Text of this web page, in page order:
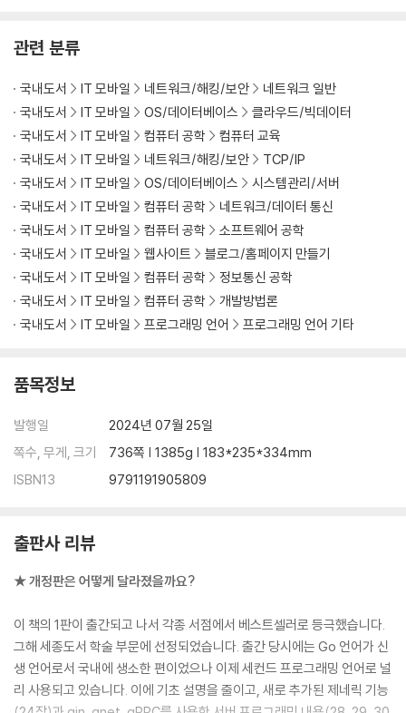
__4.1 산술 연산자
__4.2 비교 연산자
__4.3 실수 오차
__4.4 논리 연산자
__4.5 대입 연산자
__4.6 연산자 우선순위
핵심 요약 / 연습문제
05 함수
__5.1 함수 정의
__5.2 함수를 호출하면 생기는 일
__5.3 함수는 왜 쓰나?
핵심 요약 / 연습문제
06 상수
__6.1 상수 선언
__6.3 타입 없는 상수
핵심 요약 / 연습문제
07 if문
__7.2 그리고 &&, 또는 ||
__7.3 중첩 if
__7.4 if 초기문; 조건문
핵심 요약 / 연습문제
관련 분류
국내도서 IT 모바일 네트워크/해킹/보안
네트워크 일반
국내도서
IT 모바일 OS/데이터베이스
클라우드/빅데이터
국내도서
IT 모바일 컴퓨터 공학
컴퓨터 교육
국내도서
IT 모바일 네트워크/해킹/보안
TCP/IP
국내도서
IT 모바일 OS/데이터베이스
시스템관리/서버
국내도서
IT 모바일 컴퓨터 공학
네트워크/데이터 통신
국내도서
IT 모바일 컴퓨터 공학
소프트웨어 공학
국내도서
IT 모바일 웹사이트
블로그/홈페이지 만들기
국내도서
IT 모바일 컴퓨터 공학
정보통신 공학
국내도서
IT 모바일 컴퓨터 공학
개발방법론
국내도서
IT 모바일 프로그래밍 언어 프로그래밍 언어 기타
품목정보
발행일
2024년 07월 25일
쪽수, 무게, 크기
736쪽 | 1385g | 183*235*334mm
ISBN13
9791191905809
출판사 리뷰
★ 개정판은 어떻게 달라졌을까요?
이 책의 1판이 출간되고 나서 각종 서점에서 베스트셀러로 등극했습니다.
그해 세종도서 학술 부문에 선정되었습니다. 출간 당시에는 Go 언어가 신
생 언어로서 국내에 생소한 편이었으나 이제 세컨드 프로그래밍 언어로 널
리 사용되고 있습니다. 이에 기초 설명을 줄이고, 새로 추가된 제네릭 기능